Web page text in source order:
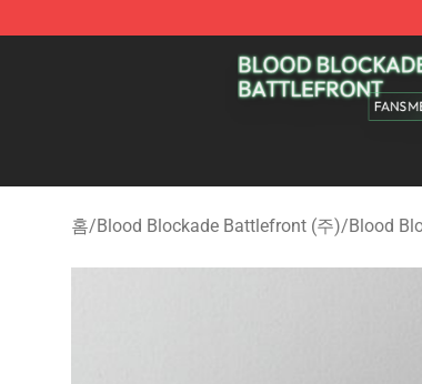
Blood Blockade Battlefront Shop - Official
홈/Blood Blockade Battlefront (주)/Blood